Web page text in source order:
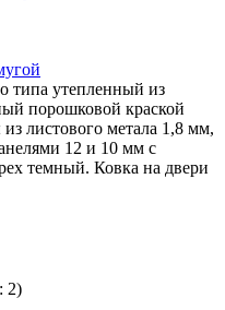
типа утепленный из
порошковой краской
листового метала 1,8 мм,
12 и 10 мм с
темный. Ковка на двери
2)